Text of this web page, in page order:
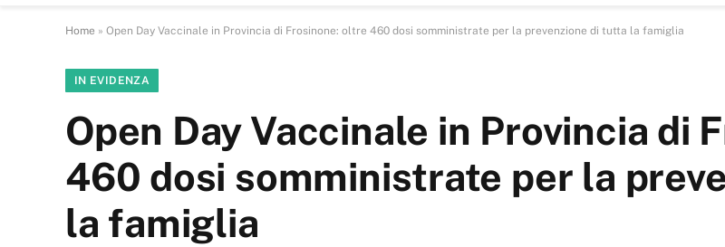
Home » Open Day Vaccinale in Provincia di Frosinone: oltre 460 dosi somministrate per la prevenzione di tutta la famiglia
IN EVIDENZA
Open Day Vaccinale in Provincia di
460 dosi somministrate per la
la famiglia